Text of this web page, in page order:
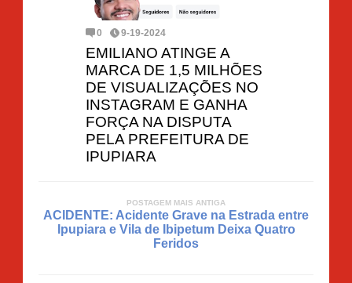
0 9-19-2024
EMILIANO ATINGE A
MARCA DE 1,5 MILHÕES
DE VISUALIZAÇÕES NO
INSTAGRAM E GANHA
FORÇA NA DISPUTA
PELA PREFEITURA DE
IPUPIARA
POSTAGEM MAIS ANTIGA
ACIDENTE: Acidente Grave na Estrada entre
Ipupiara e Vila de Ibipetum Deixa Quatro
Feridos